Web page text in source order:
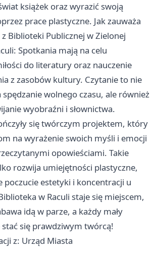
książek oraz wyrazić swoją
prace plastyczne. Jak zauważa
Biblioteki Publicznej w Zielonej
Spotkania mają na celu
do literatury oraz nauczenie
z zasobów kultury. Czytanie to nie
wolnego czasu, ale również
wyobraźni i słownictwa.
się twórczym projektem, który
na wyrażenie swoich myśli i emocji
opowieściami. Takie
rozwija umiejętności plastyczne,
poczucie estetyki i koncentracji u
w Raculi staje się miejscem,
idą w parze, a każdy mały
się prawdziwym twórcą!
z: Urząd Miasta